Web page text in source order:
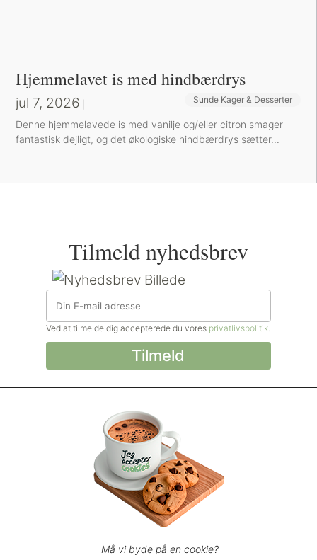
Hjemmelavet is med hindbærdrys
jul 7, 2026 Sunde Kager & Desserter
Denne hjemmelavede is med vanilje og/eller citron smager
fantastisk dejligt, og det økologiske hindbærdrys sætter...
Tilmeld nyhedsbrev
Ved at tilmelde dig accepterede du vores privatlivspolitik.
© Madforlivet.com, 2000–2025. Alle
rettigheder forbeholdt.
øvrigt materiale må kun gengives med
tilladelse fra Sophia Helse ApS.
Spørgsmål eller kommentarer?
support@madforlivet.com
Må vi byde på en cookie?